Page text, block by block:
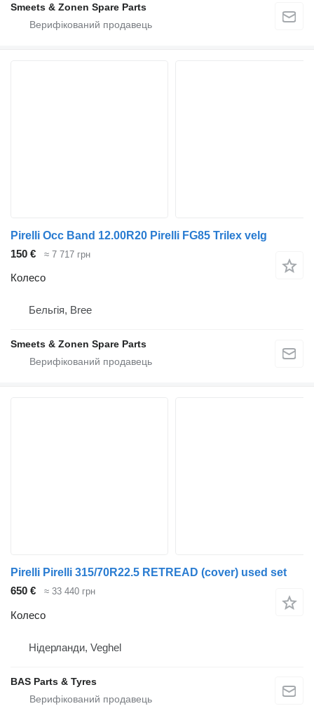
Smeets & Zonen Spare Parts
Pirelli Occ Band 12.00R20 Pirelli FG85 Trilex velg
150 €
≈ 7 717 грн
Колесо
Бельгія, Bree
Smeets & Zonen Spare Parts
Pirelli Pirelli 315/70R22.5 RETREAD (cover) used set
650 €
≈ 33 440 грн
Колесо
Нідерланди, Veghel
BAS Parts & Tyres